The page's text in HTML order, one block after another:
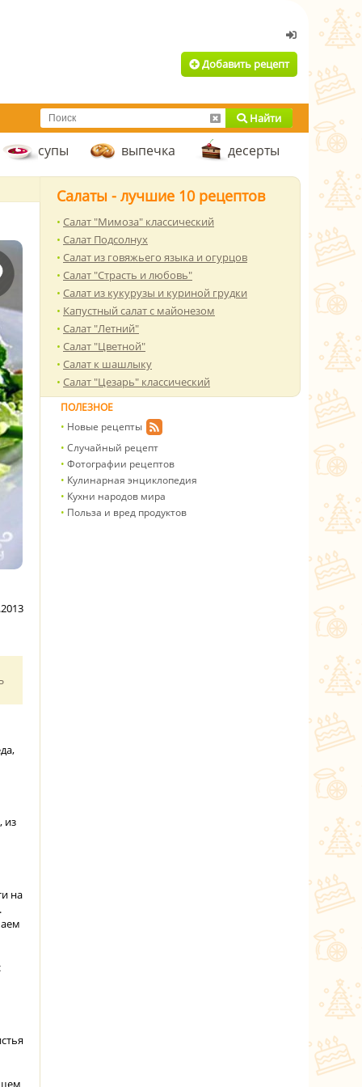
Добавить рецепт
Найти
супы выпечка десерты
из
на
Салаты - лучшие 10 рецептов
Салат "Мимоза" классический
Салат Подсолнух
Салат из говяжьего языка и огурцов
Салат "Страсть и любовь"
Салат из кукурузы и куриной грудки
Капустный салат с майонезом
Салат "Летний"
Салат "Цветной"
Салат к шашлыку
Салат "Цезарь" классический
ПОЛЕЗНОЕ
Новые рецепты
Случайный рецепт
Фотографии рецептов
Кулинарная энциклопедия
Кухни народов мира
Польза и вред продуктов